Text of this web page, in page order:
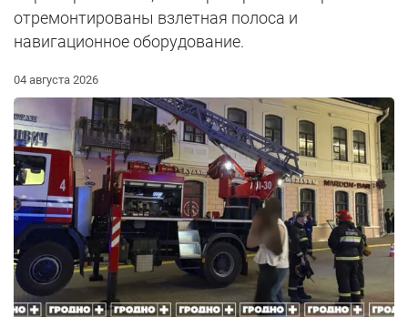
отремонтированы взлетная полоса и
навигационное оборудование.
04 августа 2026